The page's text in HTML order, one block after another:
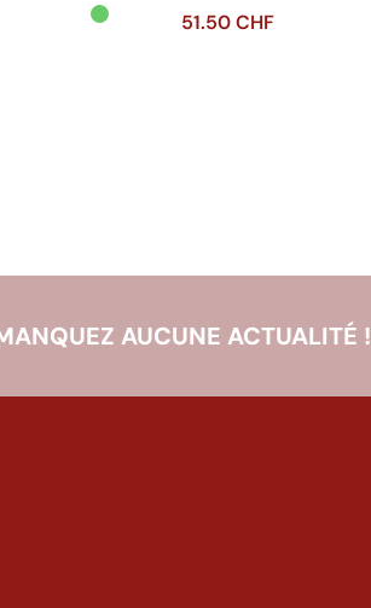
51.50CHF
AUCUNE ACTUALITÉ !